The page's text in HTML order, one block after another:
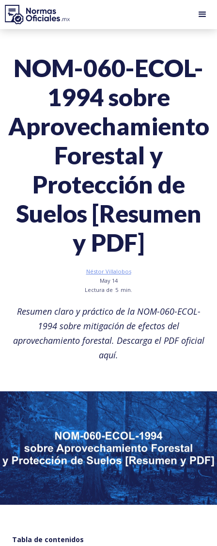
NOM-060-ECOL-
1994 sobre
Aprovechamiento
Forestal y
Protección de
Suelos [Resumen
y PDF]
Néstor Villalobos
May 14
Lectura de 5 min.
Resumen claro y práctico de la NOM-060-ECOL-
1994 sobre mitigación de efectos del
aprovechamiento forestal. Descarga el PDF oficial
aquí.
Tabla de contenidos